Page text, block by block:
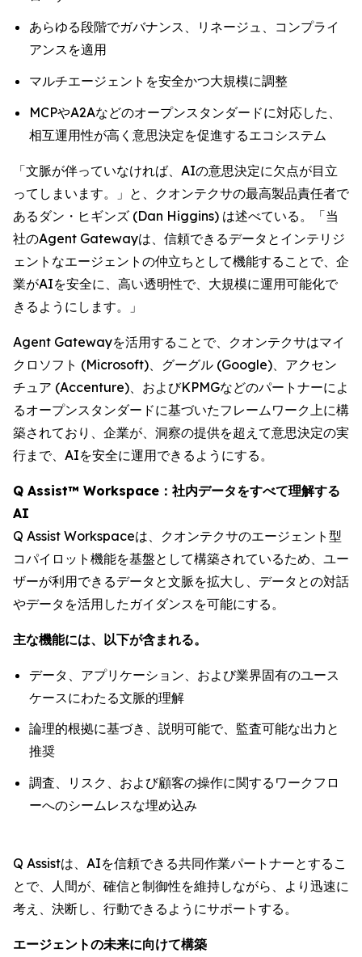
あらゆる段階でガバナンス、リネージュ、コンプライ
アンスを適用
マルチエージェントを安全かつ大規模に調整
MCPやA2Aなどのオープンスタンダードに対応した、
相互運用性が高く意思決定を促進するエコシステム
「文脈が伴っていなければ、AIの意思決定に欠点が目立
ってしまいます。」と、クオンテクサの最高製品責任者で
あるダン・ヒギンズ (Dan Higgins) は述べている。「当
社のAgent Gatewayは、信頼できるデータとインテリジ
ェントなエージェントの仲立ちとして機能することで、企
業がAIを安全に、高い透明性で、大規模に運用可能化で
きるようにします。」
Agent Gatewayを活用することで、クオンテクサはマイ
クロソフト (Microsoft)、グーグル (Google)、アクセン
チュア (Accenture)、およびKPMGなどのパートナーによ
るオープンスタンダードに基づいたフレームワーク上に構
築されており、企業が、洞察の提供を超えて意思決定の実
行まで、AIを安全に運用できるようにする。
Q Assist™ Workspace：社内データをすべて理解する
AI
Q Assist Workspaceは、クオンテクサのエージェント型
コパイロット機能を基盤として構築されているため、ユー
ザーが利用できるデータと文脈を拡大し、データとの対話
やデータを活用したガイダンスを可能にする。
主な機能には、以下が含まれる。
データ、アプリケーション、および業界固有のユース
ケースにわたる文脈的理解
論理的根拠に基づき、説明可能で、監査可能な出力と
推奨
調査、リスク、および顧客の操作に関するワークフロ
ーへのシームレスな埋め込み
Q Assistは、AIを信頼できる共同作業パートナーとするこ
とで、人間が、確信と制御性を維持しながら、より迅速に
考え、決断し、行動できるようにサポートする。
エージェントの未来に向けて構築